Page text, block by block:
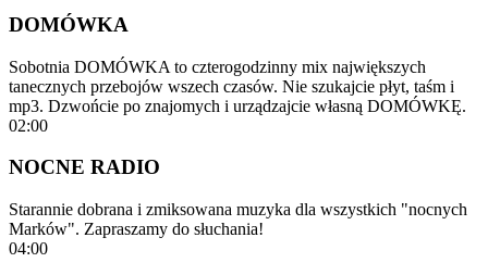
DOMÓWKA
Sobotnia DOMÓWKA to czterogodzinny mix największych
tanecznych przebojów wszech czasów. Nie szukajcie płyt, taśm i
mp3. Dzwońcie po znajomych i urządzajcie własną DOMÓWKĘ.
02:00
NOCNE RADIO
Starannie dobrana i zmiksowana muzyka dla wszystkich "nocnych
Marków". Zapraszamy do słuchania!
04:00